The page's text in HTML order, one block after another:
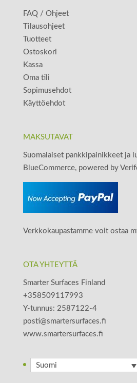
FAQ / Ohjeet
Tilausohjeet
Tuotteet
Ostoskori
Kassa
Oma tili
Sopimusehdot
Käyttöehdot
MAKSUTAVAT
Suomalaiset pankkipainikkeet ja
BlueCommerce, powered by
Verkkokaupastamme voit ostaa
OTA YHTEYTTÄ
Smarter Surfaces Finland
+358509117993
Y-tunnus: 2587122-4
posti@smartersurfaces.fi
www.smartersurfaces.fi
Suomi